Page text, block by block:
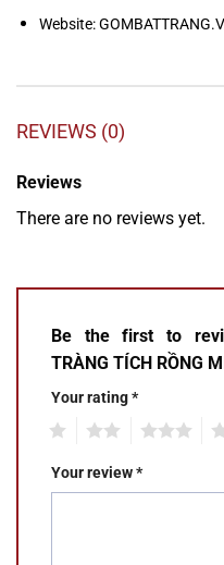
Website:
REVIEWS (0)
Reviews
There are no reviews yet.
Be the first to
TRÀNG TÍCH RỒNG
Your rating*
Your review*